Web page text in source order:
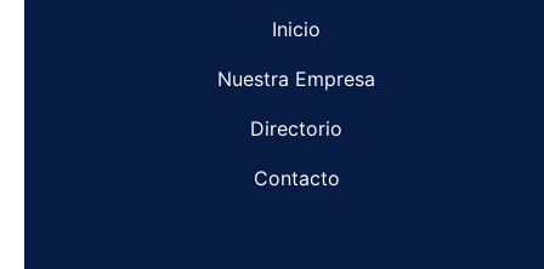
Inicio
Nuestra Empresa
Directorio
Contacto